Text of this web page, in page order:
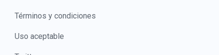
Términos y condiciones
Uso aceptable